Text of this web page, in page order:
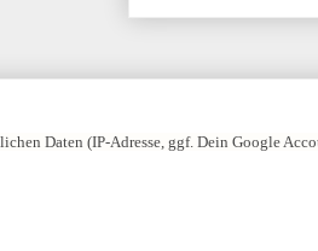
Daten (IP-Adresse, ggf. Dein Google